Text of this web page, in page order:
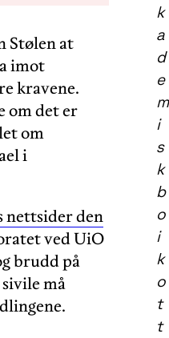
k
a
d
e
m
i
s
k
b
o
i
k
o
t
t
Stølen at
imot
kravene.
om det er
om
i
nettsider den
ved UiO
brudd på
må